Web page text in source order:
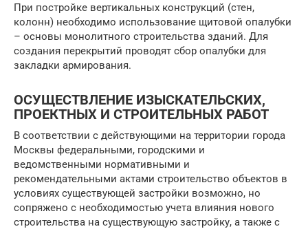
При постройке вертикальных конструкций (стен,
колонн) необходимо использование щитовой опалубки
– основы монолитного строительства зданий. Для
создания перекрытий проводят сбор опалубки для
закладки армирования.
ОСУЩЕСТВЛЕНИЕ ИЗЫСКАТЕЛЬСКИХ,
ПРОЕКТНЫХ И СТРОИТЕЛЬНЫХ РАБОТ
В соответствии с действующими на территории города
Москвы федеральными, городскими и
ведомственными нормативными и
рекомендательными актами строительство объектов в
условиях существующей застройки возможно, но
сопряжено с необходимостью учета влияния нового
строительства на существующую застройку, а также с